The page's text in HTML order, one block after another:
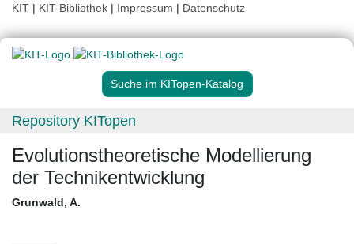
KIT | KIT-Bibliothek | Impressum | Datenschutz
Suche im KITopen-Katalog
Repository KITopen
Evolutionstheoretische Modellierung
der Technikentwicklung
Grunwald, A.